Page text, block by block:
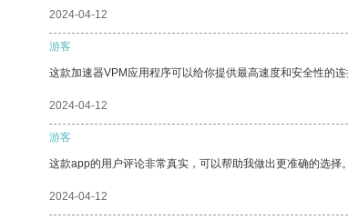
2024-04-12
游客
这款加速器VPM应用程序可以给你提供最高速度和安全性的连
2024-04-12
游客
这款app的用户评论非常真实，可以帮助我做出更准确的选择。
2024-04-12